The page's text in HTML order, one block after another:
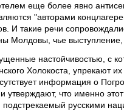
еще более явно
"авторами
И такие речи
Молдовы, чье выступление,
настойчивостью, с
Холокоста, упрекают
информация о
утверждают, что именно
подстрекаемый русскими